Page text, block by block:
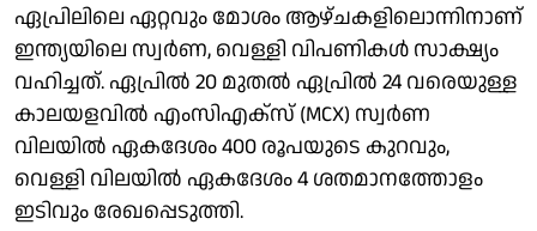
ഏപ്രിലിലെ ഏറ്റവും മോശം ആഴ്ചകളിലൊന്നിനാണ്
ഇന്ത്യയിലെ സ്വര്‍ണ, വെള്ളി വിപണികള്‍ സാക്ഷ്യം
വഹിച്ചത്. ഏപ്രില്‍ 20 മുതല്‍ ഏപ്രില്‍ 24 വരെയുള്ള
കാലയളവില്‍ എംസിഎക്‌സ് (MCX) സ്വര്‍ണ
വിലയില്‍ ഏകദേശം 400 രൂപയുടെ കുറവും,
വെള്ളി വിലയില്‍ ഏകദേശം 4 ശതമാനത്തോളം
ഇടിവും രേഖപ്പെടുത്തി.